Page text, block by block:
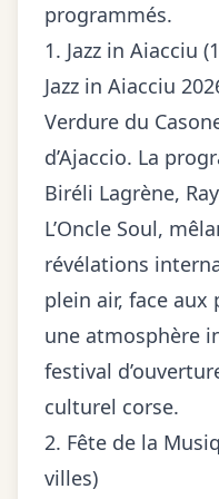
programmés.
1. Jazz in Aiacciu
Jazz in Aiacciu
Verdure du
d’Ajaccio. La
Biréli Lagrène,
L’Oncle Soul,
révélations
plein air, face aux
une atmosphère
festival
culturel corse.
2. Fête de la
villes)